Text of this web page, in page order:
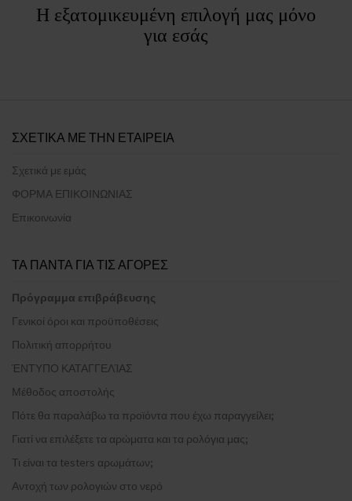
Η εξατομικευμένη επιλογή μας μόνο
για εσάς
ΣΧΕΤΙΚΑ ΜΕ ΤΗΝ ΕΤΑΙΡΕΙΑ
Σχετικά με εμάς
ΦΟΡΜΑ ΕΠΙΚΟΙΝΩΝΙΑΣ
Επικοινωνία
ΤΑ ΠΑΝΤΑ ΓΙΑ ΤΙΣ ΑΓΟΡΕΣ
Πρόγραμμα επιβράβευσης
Γενικοί όροι και προϋποθέσεις
Πολιτική απορρήτου
ΈΝΤΥΠΟ ΚΑΤΑΓΓΕΛΊΑΣ
Μέθοδος αποστολής
Πότε θα παραλάβω τα προϊόντα που έχω παραγγείλει;
Γιατί να επιλέξετε τα αρώματα και τα ρολόγια μας;
Τι είναι τα testers αρωμάτων;
Αντοχή των ρολογιών στο νερό